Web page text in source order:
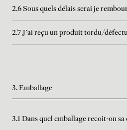
2.6 Sous quels délais serai je
2.7 J’ai reçu un produit tordu/
3. Emballage
3.1 Dans quel emballage recoit-on sa